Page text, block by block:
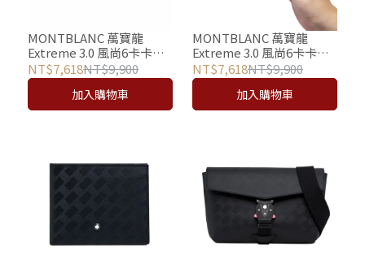
MONTBLANC 萬寶龍
Extreme 3.0 風尚6卡卡夾 /
識別證件套 (藍)
NT$7,618NT$9,900
加入購物車
MONTBLANC 萬寶龍
Extreme 3.0 風尚6卡卡夾 /
識別證件套 (黑)
NT$7,618NT$9,900
加入購物車